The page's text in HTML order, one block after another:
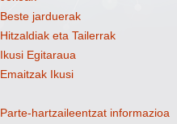
Beste jarduerak
Hitzaldiak eta Tailerrak
Ikusi Egitaraua
Emaitzak Ikusi
Parte-hartzaileentzat informazioa